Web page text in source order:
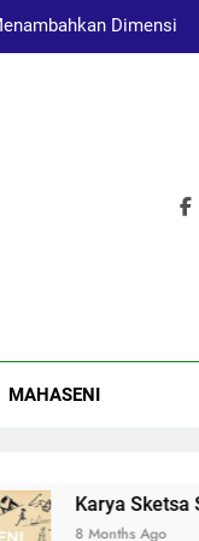
Dimensi
Melalui Karya
Dimensi
Pendidikan Seni
MAHASENI
Karya Sketsa
8 Months Ago